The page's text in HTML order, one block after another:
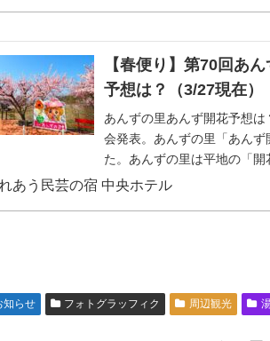
【春便り】第70回あ
予想は？（3/27現在）
あんずの里あんず開花予想
会発表。あんずの里「あん
た。あんずの里は平地の「開
ていきます。あん...
あう民芸の宿 中央ホテル
知らせ フォトグラッフィク 周辺観光